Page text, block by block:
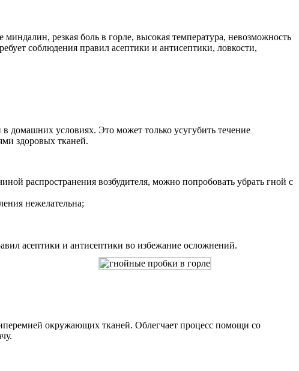
резкая боль в горле, высокая температура, невозможность
соблюдения правил асептики и антисептики, ловкости,
домашних условиях. Это может только усугубить течение
здоровых тканей.
распространения возбудителя, можно попробовать убрать гной с
нежелательна;
асептики и антисептики во избежание осложнений.
окружающих тканей. Облегчает процесс помощи со